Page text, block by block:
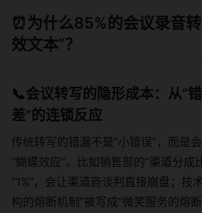
⏰为什么85%的会议录音
效文本”？
📞会议转写的隐形成本：从“
差”的连锁反应
传统转写的错漏不是“小错误”，而是
“蝴蝶效应”。比如销售部的“渠道分成
“1%”，会让渠道商谈判直接崩盘；技
构的熔断机制”被写成“微笑服务的熔